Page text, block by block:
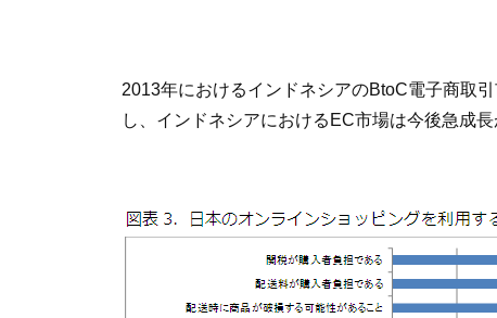
2013年におけるインドネシアのBtoC電子商取
し、インドネシアにおけるEC市場は今後急成